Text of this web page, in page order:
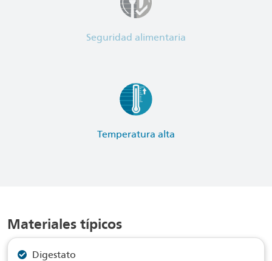
Seguridad alimentaria
Temperatura alta
Materiales típicos
Digestato